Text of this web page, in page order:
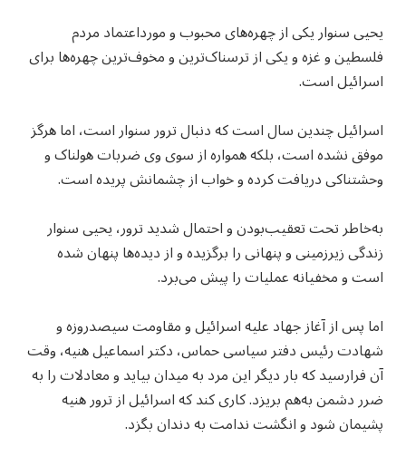
یحیی سنوار یکی از چهره‌های محبوب و مورداعتماد مردم
فلسطین و غزه و یکی از ترسناک‌ترین و مخوف‌ترین چهره‌ها برای
اسرائیل است.
اسرائیل چندین سال است که دنبال ترور سنوار است، اما هرگز
موفق نشده است، بلکه همواره از سوی وی ضربات هولناک و
وحشتناکی دریافت کرده و خواب از چشمانش پریده است.
به‌خاطر تحت تعقیب‌بودن و احتمال شدید ترور، یحیی سنوار
زندگی زیرزمینی و پنهانی را برگزیده و از دیده‌ها پنهان شده
است و مخفیانه عملیات را پیش می‌برد.
اما پس از آغاز جهاد علیه اسرائیل و مقاومت سیصدروزه و
شهادت رئیس دفتر سیاسی حماس، دکتر اسماعیل هنیه، وقت
آن فرارسید که بار دیگر این مرد به میدان بیاید و معادلات را به
ضرر دشمن به‌هم بریزد. کاری کند که اسرائیل از ترور هنیه
پشیمان شود و انگشت ندامت به دندان بگزد.